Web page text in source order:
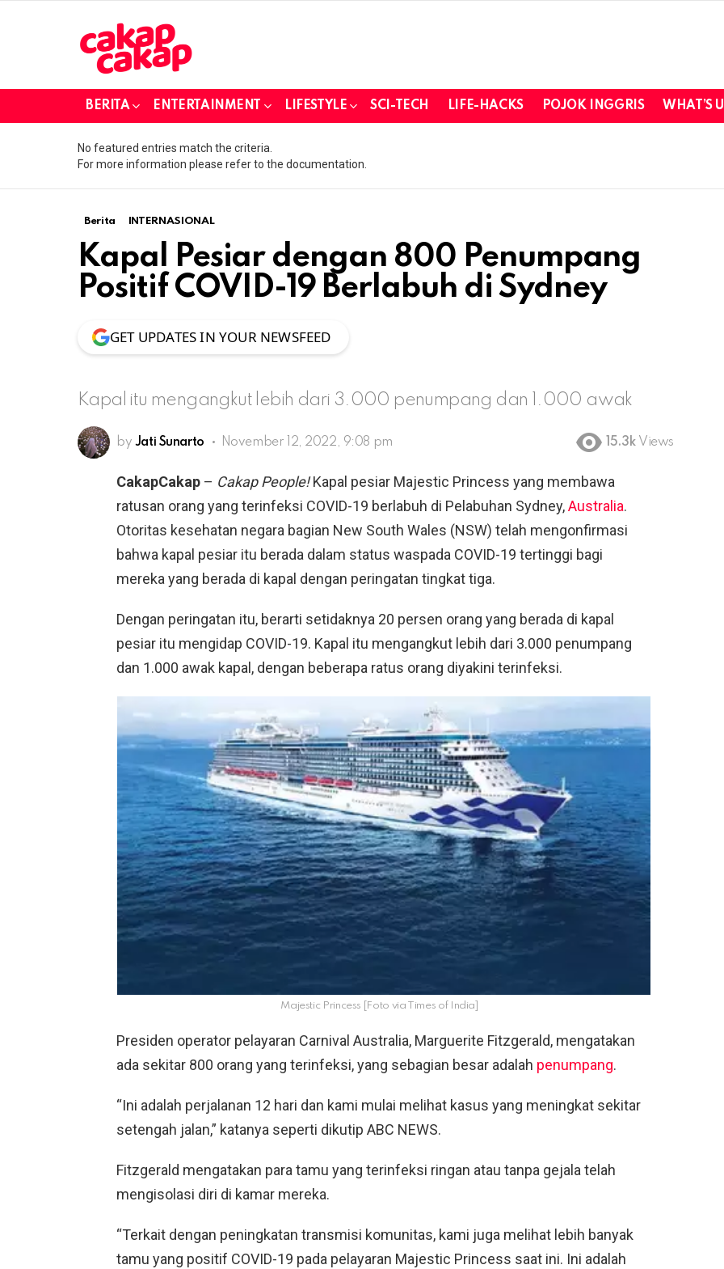
BERITA ENTERTAINMENT LIFESTYLE SCI-TECH LIFE-HACKS POJOK INGGRIS WHAT’S
No featured entries match the criteria.
For more information please refer to the documentation.
Berita INTERNASIONAL
Kapal Pesiar dengan 800 Penumpang
Positif COVID-19 Berlabuh di Sydney
GET UPDATES IN YOUR NEWSFEED
Kapal itu mengangkut lebih dari 3.000 penumpang dan 1.000 awak
by Jati Sunarto November 12, 2022, 9:08 pm 15.3k Views
CakapCakap – Cakap People!Kapal pesiar Majestic Princess yang membawa
ratusan orang yang terinfeksi COVID-19 berlabuh di Pelabuhan Sydney,Australia.
Otoritas kesehatan negara bagian New South Wales (NSW) telah mengonfirmasi
bahwa kapal pesiar itu berada dalam status waspada COVID-19 tertinggi bagi
mereka yang berada di kapal dengan peringatan tingkat tiga.
Dengan peringatan itu, berarti setidaknya 20 persen orang yang berada di kapal
pesiar itu mengidap COVID-19. Kapal itu mengangkut lebih dari 3.000 penumpang
dan 1.000 awak kapal, dengan beberapa ratus orang diyakini terinfeksi.
Majestic Princess [Foto via Times of India]
Presiden operator pelayaran Carnival Australia, Marguerite Fitzgerald, mengatakan
ada sekitar 800 orang yang terinfeksi, yang sebagian besar adalah penumpang.
“Ini adalah perjalanan 12 hari dan kami mulai melihat kasus yang meningkat sekitar
setengah jalan,” katanya seperti dikutip ABC NEWS.
Fitzgerald mengatakan para tamu yang terinfeksi ringan atau tanpa gejala telah
mengisolasi diri di kamar mereka.
“Terkait dengan peningkatan transmisi komunitas, kami juga melihat lebih banyak
tamu yang positif COVID-19 pada pelayaran Majestic Princess saat ini. Ini adalah